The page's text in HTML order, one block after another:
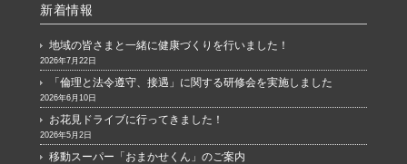
新着情報
地域の皆さまと一緒に健康づくりを行いました！
2026年7月22日
「倫理と法令遵守、接遇」に関する研修会を実施しました
2026年6月10日
お花見ドライブに行ってきました！
2026年5月2日
移動スーパー「おまかせくん」のご案内